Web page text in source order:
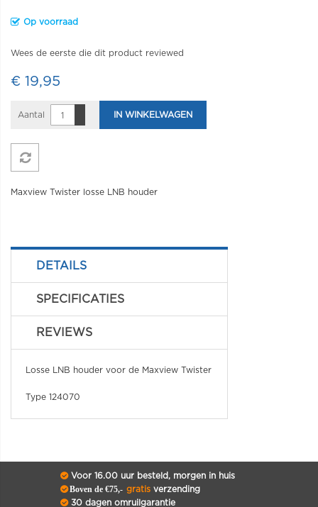
Op voorraad
Wees de eerste die dit product reviewed
€ 19,95
Aantal IN WINKELWAGEN
Maxview Twister losse LNB houder
DETAILS
SPECIFICATIES
REVIEWS
Losse LNB houder voor de Maxview Twister
Type 124070
Voor 16.00 uur besteld, morgen in huis
Boven de €75,- gratisverzending
30 dagen omruilgarantie